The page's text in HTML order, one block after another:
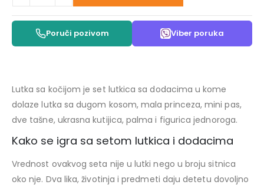
Poruči pozivom Viber poruka
Lutka sa kočijom je set lutkica sa dodacima u kome
dolaze lutka sa dugom kosom, mala princeza, mini pas,
dve tašne, ukrasna kutijica, palma i figurica jednoroga.
Kako se igra sa setom lutkica i dodacima
Vrednost ovakvog seta nije u lutki nego u broju sitnica
oko nje. Dva lika, životinja i predmeti daju detetu dovoljno